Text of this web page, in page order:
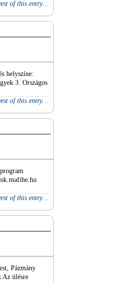
of this entry…
helyszíne:
3. Országos
of this entry…
of this entry…
Pázmány
Az ülésre